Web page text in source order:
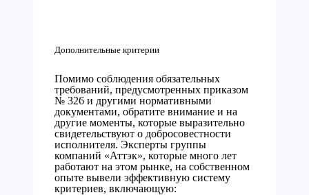
Дополнительные критерии
Помимо соблюдения обязательных
требований, предусмотренных приказом
№ 326 и другими нормативными
документами, обратите внимание и на
другие моменты, которые выразительно
свидетельствуют о добросовестности
исполнителя. Эксперты группы
компаний «Аттэк», которые много лет
работают на этом рынке, на собственном
опыте вывели эффективную систему
критериев, включающую: